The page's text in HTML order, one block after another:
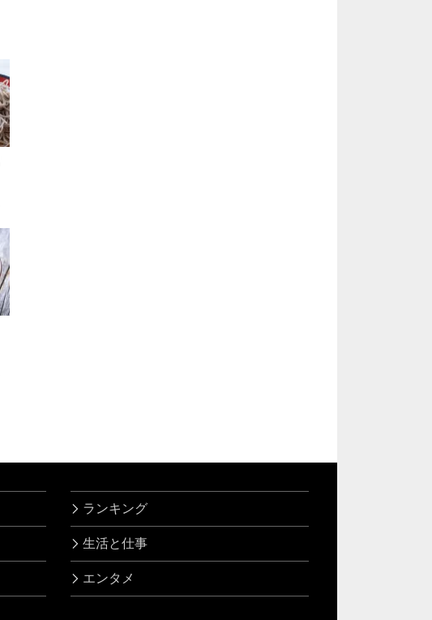
ランキング
生活と仕事
エンタメ